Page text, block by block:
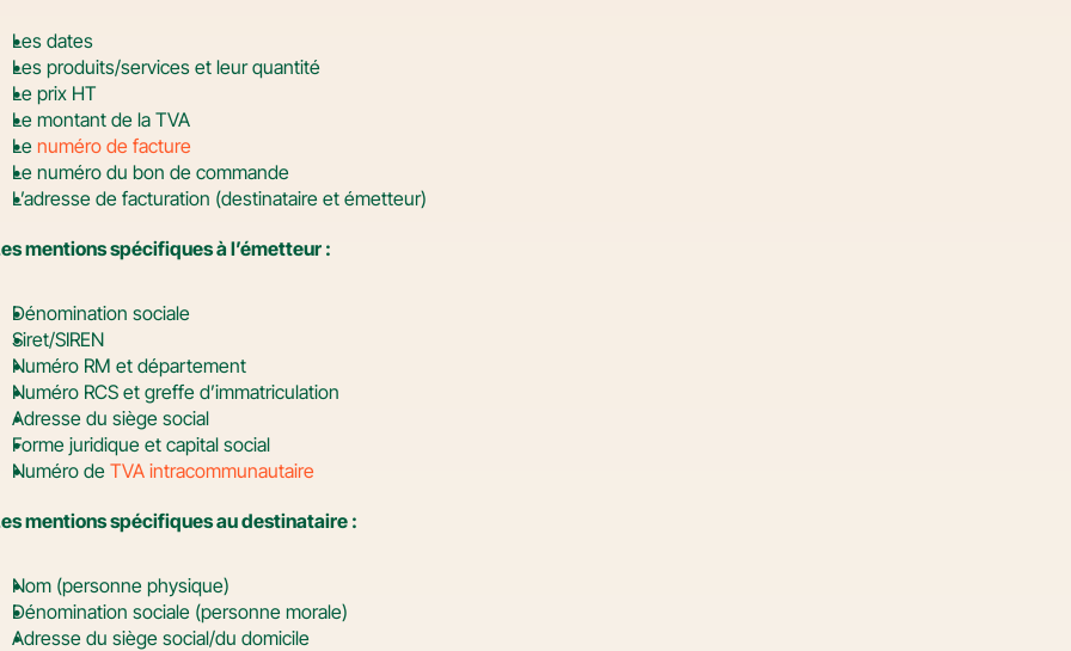
Les dates
Les produits/services et leur quantité
Le prix HT
Le montant de la TVA
Le numéro de facture
Le numéro du bon de commande
L’adresse de facturation (destinataire et émetteur)
mentions spécifiques à l’émetteur :
Dénomination sociale
Siret/SIREN
Numéro RM et département
Numéro RCS et greffe d’immatriculation
Adresse du siège social
Forme juridique et capital social
Numéro de TVA intracommunautaire
mentions spécifiques au destinataire :
Nom (personne physique)
Dénomination sociale (personne morale)
Adresse du siège social/du domicile